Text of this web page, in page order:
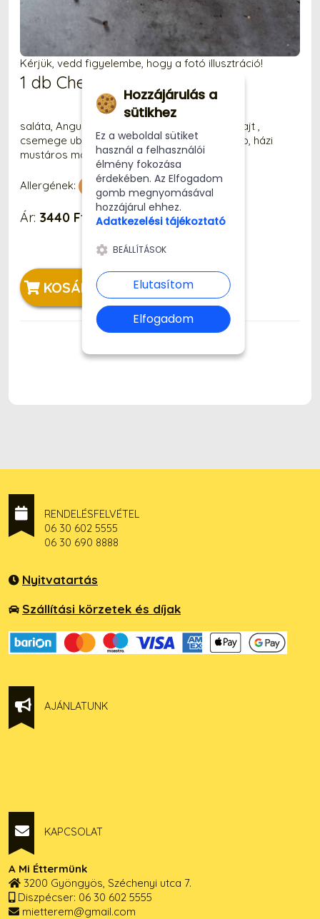
Kérjük, vedd figyelembe, hogy a fotó illusztráció!
1 db Cheese burger
saláta, Angus marha húspogácsa, cheddar sajt ,
csemege uborka, hamburger zsemle, ketchup, házi
mustáros mártás, vöröshagyma
Allergének:
Ár: 3440 Ft
KOSÁRBA
RENDELÉSFELVÉTEL
06 30 602 5555
06 30 690 8888
Nyitvatartás
Szállítási körzetek és díjak
AJÁNLATUNK
KAPCSOLAT
A Mi Éttermünk
3200 Gyöngyös, Széchenyi utca 7.
Diszpécser: 06 30 602 5555
mietterem@gmail.com
Hozzájárulás a
sütikhez
Ez a weboldal sütiket
használ a felhasználói
élmény fokozása
érdekében. Az Elfogadom
gomb megnyomásával
hozzájárul ehhez.
Adatkezelési tájékoztató
BEÁLLÍTÁSOK
Elutasítom
Elfogadom